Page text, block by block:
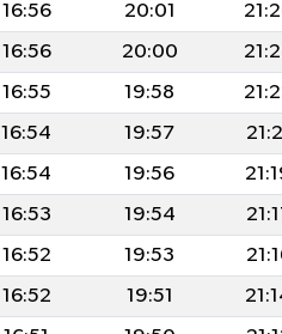
16:56 20:01
16:56 20:00
16:55 19:58
16:54 19:57
16:54 19:56
16:53 19:54
16:52 19:53
16:52 19:51